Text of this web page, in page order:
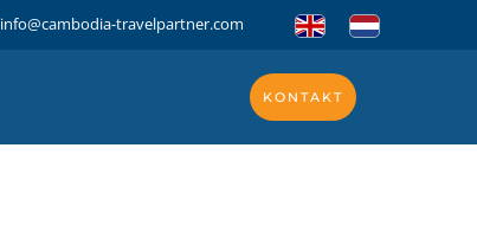
info@cambodia-travelpartner.com
KONTAKT